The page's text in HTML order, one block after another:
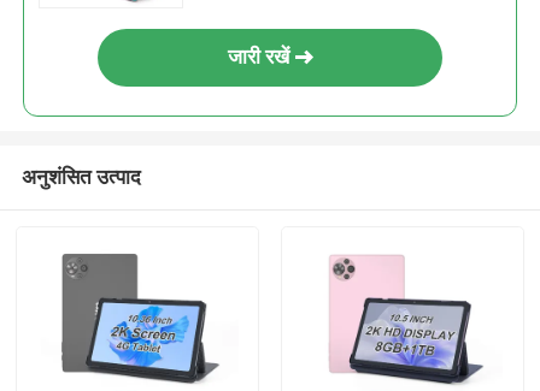
जारी रखें
अनुशंसित उत्पाद